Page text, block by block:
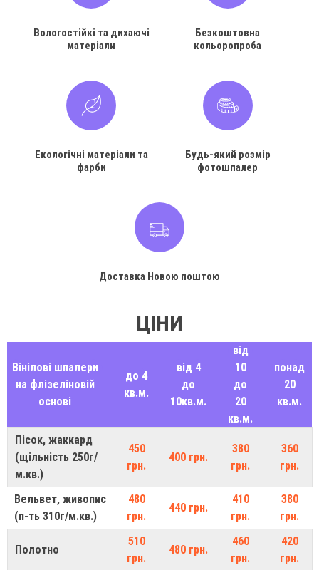
Вологостійкі та дихаючі
матеріали
Безкоштовна
кольоропроба
Екологічні матеріали та
фарби
Будь-який розмір
фотошпалер
Доставка Новою поштою
ЦІНИ
Вінілові шпалери
на флізеліновій
основі
до 4
кв.м.
від 4
до
10кв.м.
від
10
до
20
кв.м.
понад
20
кв.м.
Пісок, жаккард
(щільність 250г/
м.кв.)
450
грн.
400 грн.
380
грн.
360
грн.
Вельвет, живопис
(п-ть 310г/м.кв.)
480
грн.
440 грн.
410
грн.
380
грн.
Полотно
510
грн.
480 грн.
460
грн.
420
грн.